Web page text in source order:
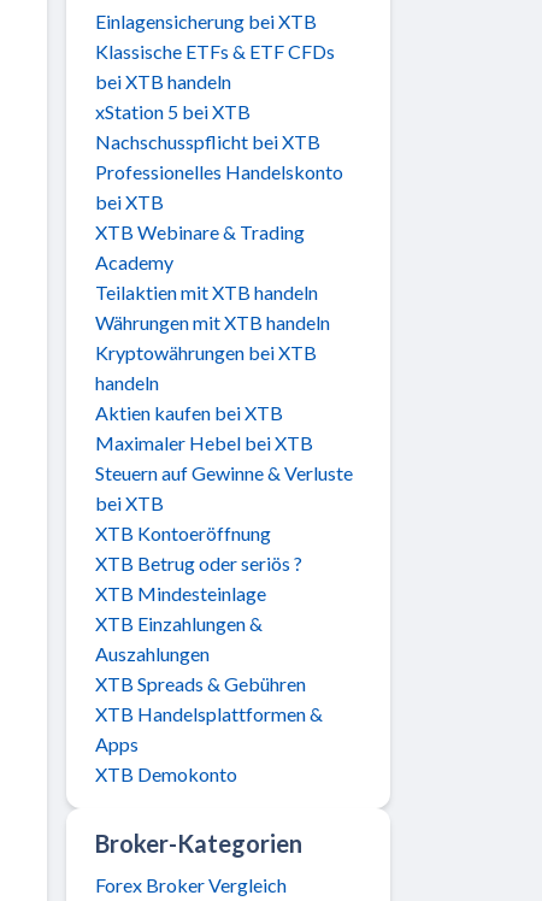
Einlagensicherung bei XTB
Klassische ETFs & ETF CFDs
bei XTB handeln
xStation 5 bei XTB
Nachschusspflicht bei XTB
Professionelles Handelskonto
bei XTB
XTB Webinare & Trading
Academy
Teilaktien mit XTB handeln
Währungen mit XTB handeln
Kryptowährungen bei XTB
handeln
Aktien kaufen bei XTB
Maximaler Hebel bei XTB
Steuern auf Gewinne & Verluste
bei XTB
XTB Kontoeröffnung
XTB Betrug oder seriös ?
XTB Mindesteinlage
XTB Einzahlungen &
Auszahlungen
XTB Spreads & Gebühren
XTB Handelsplattformen &
Apps
XTB Demokonto
Broker-Kategorien
Forex Broker Vergleich